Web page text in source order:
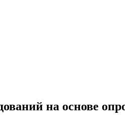
на основе